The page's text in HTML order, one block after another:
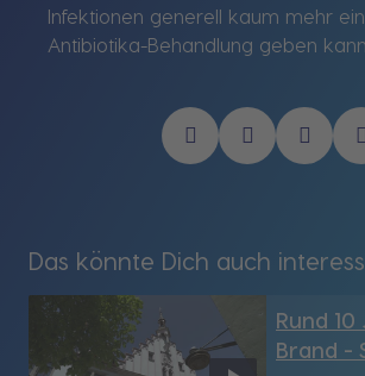
Infektionen generell kaum mehr
Antibiotika-Behandlung geben kann.
Das könnte Dich auch
Rund
Brand -